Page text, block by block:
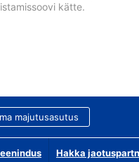
kätte.
majutusasutus
Hakka